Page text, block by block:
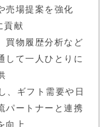
売場提案を強化
貢献
買物履歴分析など
して一人ひとりに
、ギフト需要や日
パートナーと連携
向上